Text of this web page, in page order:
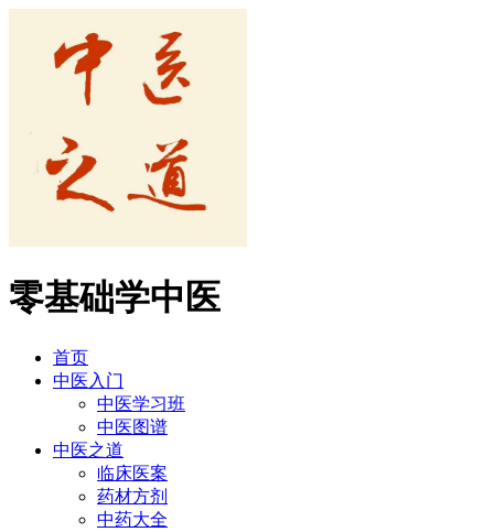
零基础学中医
首页
中医入门
中医学习班
中医图谱
中医之道
临床医案
药材方剂
中药大全